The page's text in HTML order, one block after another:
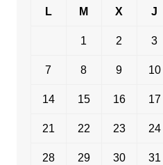
L M X J
1 2 3
7 8 9 10
14 15 16 17
21 22 23 24
28 29 30 31